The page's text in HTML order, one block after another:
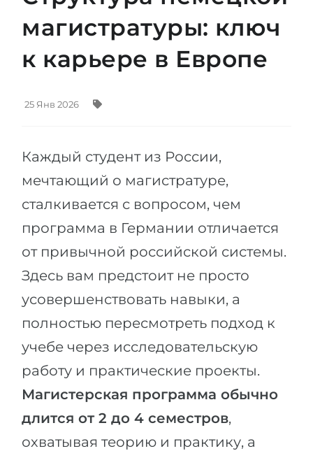
Языковая виза
ШТУДИЕНКОЛЛЕГ
Штудиенколлеги
Freshman / Foundation
Подготовка к штудиенколлег
Специальные курсы
Портфолио
Города
ПРОФЕССИИ
Профессии
Специальности
Примеры вакансий
Штудиенколлег
Бакалавриат
Магистратура
ПОСТУПАЕМ ПОСЛЕ...
Школы 12 классов (NIS)
Колледжа
IB-Diploma
1 курса
2-3 курса
Бакалавриата
ПОСТУПАЕМ НА...
Медицина
Инженерия
Физика
Менеджмент
магистратуры: ключ
к карьере в Европе
25 Янв 2026
Каждый студент из России,
мечтающий о магистратуре,
сталкивается с вопросом, чем
программа в Германии отличается
от привычной российской системы.
Здесь вам предстоит не просто
усовершенствовать навыки, а
полностью пересмотреть подход к
учебе через исследовательскую
работу и практические проекты.
Магистерская программа обычно
длится от 2 до 4 семестров,
охватывая теорию и практику, а